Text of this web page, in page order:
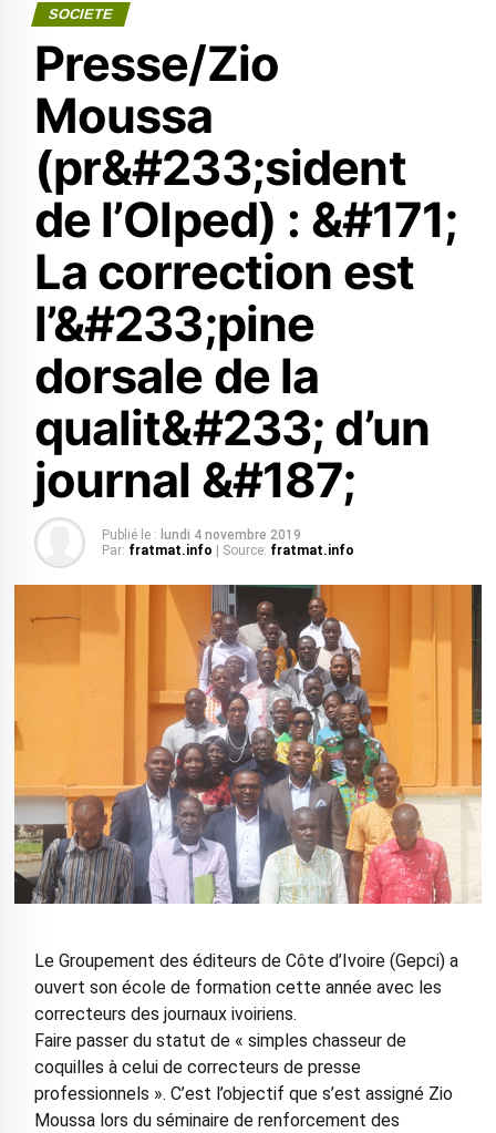
SOCIETE
Presse/Zio
Moussa
(pr&#233;sident
de l’Olped) : &#171;
La correction est
l’&#233;pine
dorsale de la
qualit&#233; d’un
journal &#187;
Publié le : lundi 4 novembre 2019
Par: fratmat.info | Source: fratmat.info
Le Groupement des éditeurs de Côte d’Ivoire (Gepci) a
ouvert son école de formation cette année avec les
correcteurs des journaux ivoiriens.
Faire passer du statut de « simples chasseur de
coquilles à celui de correcteurs de presse
professionnels ». C’est l’objectif que s’est assigné Zio
Moussa lors du séminaire de renforcement des